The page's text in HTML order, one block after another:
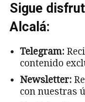
Sigue
Alcalá:
Telegram:
contenido
Newsletter:
con nuestras